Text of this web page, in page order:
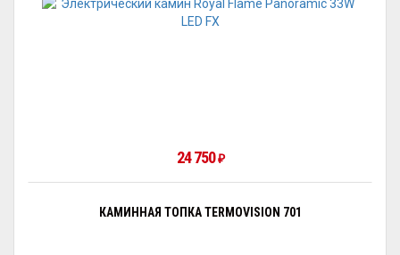
24 750₽
КАМИННАЯ ТОПКА TERMOVISION 701